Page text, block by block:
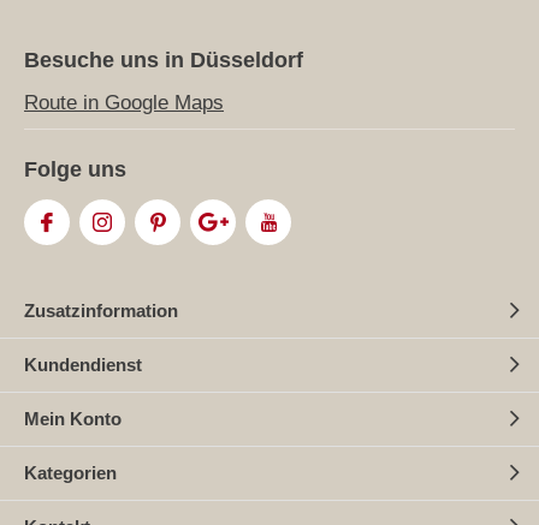
Besuche uns in Düsseldorf
Route in Google Maps
Folge uns
Zusatzinformation
Kundendienst
Mein Konto
Kategorien